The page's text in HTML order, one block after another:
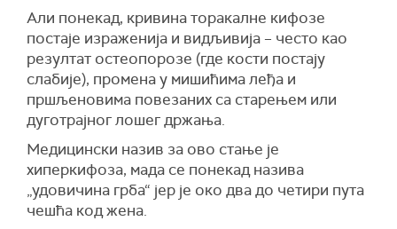
Али понекад, кривина торакалне кифозе
постаје израженија и видљивија – често као
резултат остеопорозе (где кости постају
слабије), промена у мишићима леђа и
пршљеновима повезаних са старењем или
дуготрајног лошег држања.
Медицински назив за ово стање је
хиперкифоза, мада се понекад назива
„удовичина грба“ јер је око два до четири пута
чешћа код жена.